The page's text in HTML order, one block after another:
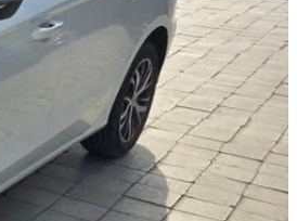
مستمر
(CVT)،
دفع
أمامي
مستعمل